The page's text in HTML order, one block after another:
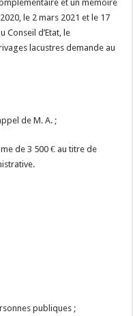
et un mémoire
le 2 mars 2021 et le 17
Conseil d’Etat, le
lacustres demande au
de M. A. ;
de 3 500 € au titre de
publiques ;